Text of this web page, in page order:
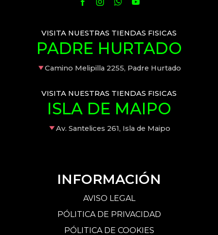
VISITA NUESTRAS TIENDAS FISICAS
PADRE HURTADO
Camino Melipilla 2255, Padre Hurtado
VISITA NUESTRAS TIENDAS FISICAS
ISLA DE MAIPO
Av. Santelices 261, Isla de Maipo
INFORMACIÓN
AVISO LEGAL
PÓLITICA DE PRIVACIDAD
PÓLITICA DE COOKIES